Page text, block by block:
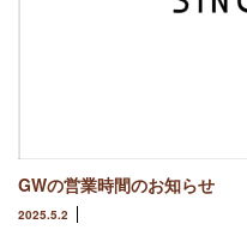
GWの営業時間のお知らせ
2025.5.2